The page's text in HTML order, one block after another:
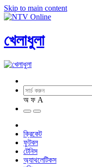
Skip to main content
খেলাধুলা
অ ফ A
ক্রিকেট
ফুটবল
টেনিস
অ্যাথলেটিকস